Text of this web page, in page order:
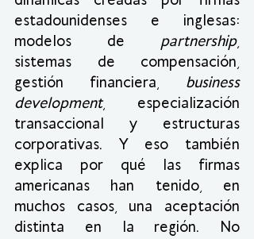
estadounidenses e inglesas:
modelos de partnership,
sistemas de compensación,
gestión financiera, business
development, especialización
transaccional y estructuras
corporativas. Y eso también
explica por qué las firmas
americanas han tenido, en
muchos casos, una aceptación
distinta en la región. No